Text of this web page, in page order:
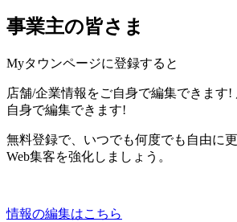
事業主の皆さま
Myタウンページに登録すると
店舗/企業情報をご自身で編集できます!
自身で編集できます!
無料登録で、いつでも何度でも自由に
Web集客を強化しましょう。
情報の編集はこちら